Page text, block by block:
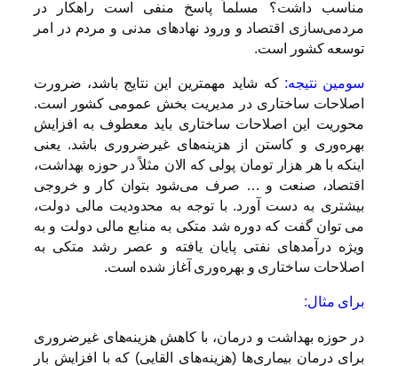
مناسب داشت؟ مسلماً پاسخ منفی است راهکار در
مردمی‌سازی اقتصاد و ورود نهادهای مدنی و مردم در امر
توسعه کشور است.
سومین نتیجه:‌ که شاید مهمترین این نتایج باشد، ضرورت
اصلاحات ساختاری در مدیریت بخش عمومی کشور است.
محوریت این اصلاحات ساختاری باید معطوف به افزایش
بهره‌وری و کاستن از هزینه‌های غیرضروری باشد. یعنی
اینکه با هر هزار تومان پولی که الان مثلاً در حوزه بهداشت،
اقتصاد، صنعت و … صرف می‌شود بتوان کار و خروجی
بیشتری به دست آورد. با توجه به محدودیت مالی دولت،
می توان گفت که دوره شد متکی به منابع مالی دولت و به
ویژه درآمدهای نفتی پایان یافته و عصر رشد متکی به
اصلاحات ساختاری و بهره‌وری آغاز شده است.
برای مثال:
در حوزه بهداشت و درمان، با کاهش هزینه‌های غیرضروری
برای درمان بیماری‌ها (هزینه‌های القایی) که با افزایش بار